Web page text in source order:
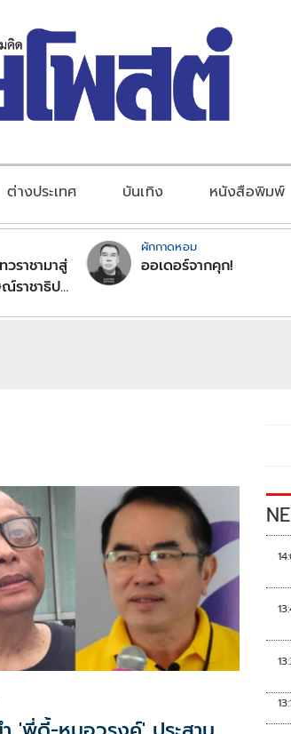
ต่างประเทศ บันเทิง หนังสือพิมพ์
วราชามาสู่
ราชาธิป
ผักกาดหอม
ออเดอร์จากคุก!